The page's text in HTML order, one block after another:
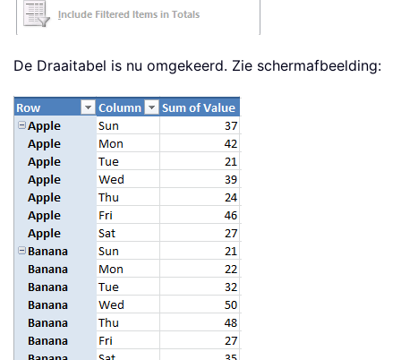
De Draaitabel is nu omgekeerd. Zie schermafbeelding: